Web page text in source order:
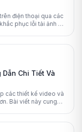
điện thoại qua các
phục lỗi tải ảnh và
Dẫn Chi Tiết Và
các thiết kế video và
Bài viết này cung